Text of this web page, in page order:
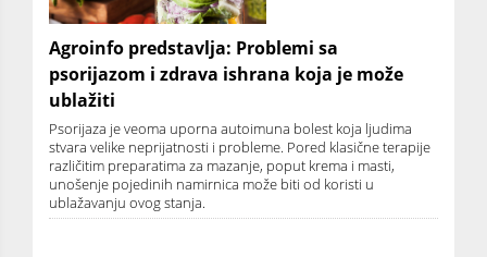
Agroinfo predstavlja: Problemi sa
psorijazom i zdrava ishrana koja je može
ublažiti
Psorijaza je veoma uporna autoimuna bolest koja ljudima
stvara velike neprijatnosti i probleme. Pored klasične terapije
različitim preparatima za mazanje, poput krema i masti,
unošenje pojedinih namirnica može biti od koristi u
ublažavanju ovog stanja.